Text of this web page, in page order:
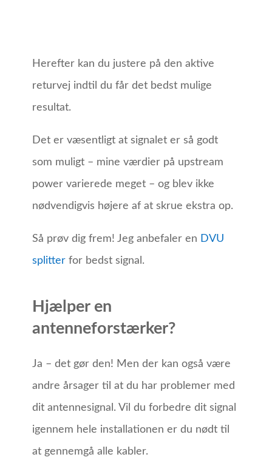
Herefter kan du justere på den aktive
returvej indtil du får det bedst mulige
resultat.
Det er væsentligt at signalet er så godt
som muligt – mine værdier på upstream
power varierede meget – og blev ikke
nødvendigvis højere af at skrue ekstra op.
Så prøv dig frem! Jeg anbefaler en DVU
splitterfor bedst signal.
Hjælper en
antenneforstærker?
Ja – det gør den! Men der kan også være
andre årsager til at du har problemer med
dit antennesignal. Vil du forbedre dit signal
igennem hele installationen er du nødt til
at gennemgå alle kabler.